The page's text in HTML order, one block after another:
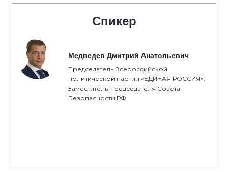
Спикер
Медведев Дмитрий Анатольевич
Председатель Всероссийской
политической партии «ЕДИНАЯ РОССИЯ»,
Заместитель Председателя Совета
Безопасности РФ